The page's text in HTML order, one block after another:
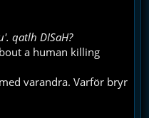
qatlh DISaH?
a human killing
varandra. Varför bryr